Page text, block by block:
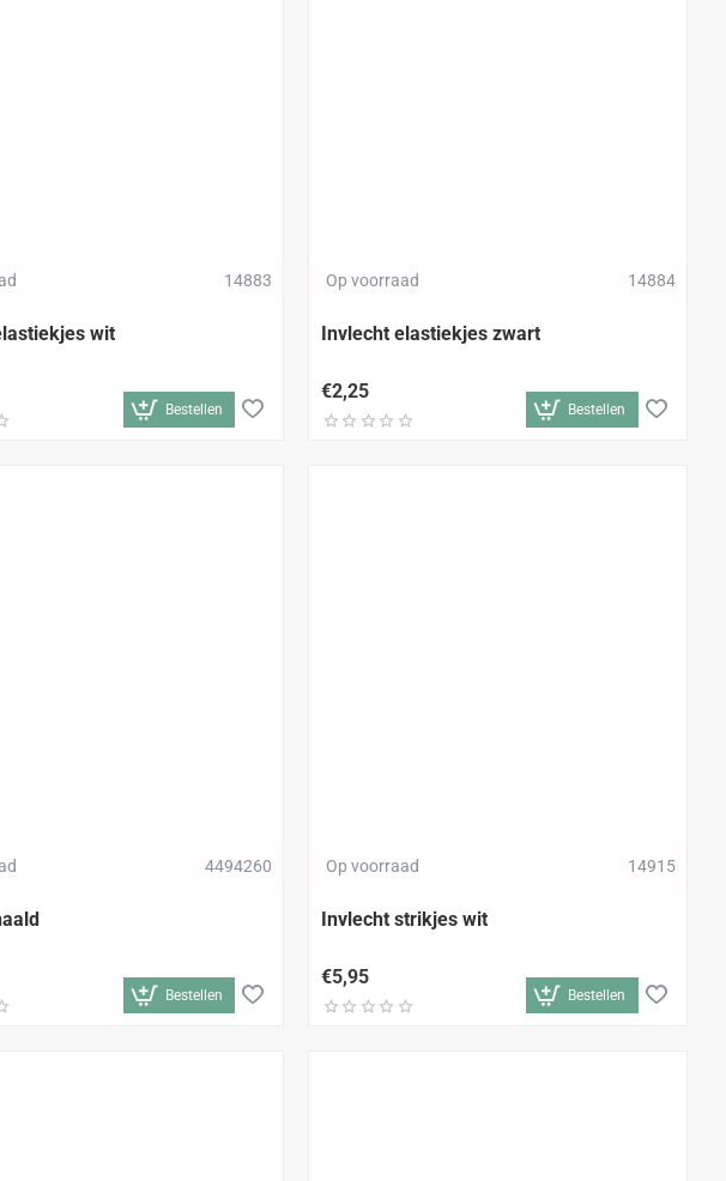
14883
wit
Bestellen
Op voorraad 14884
Invlecht elastiekjes zwart
€2,25
Bestellen
4494260
Bestellen
Op voorraad 14915
Invlecht strikjes wit
€5,95
Bestellen